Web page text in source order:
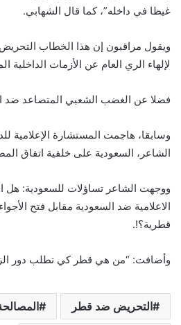
غيظا في داخله”، كما قال الشهابي.
ويقول مراقبون إن هذا الخطاب
لإلهاء الري العام عن الأزمات
فضلا عن الغضب الشعبي المتصاعد ضد
وسابقا، هاجمت المستشارة الإعلامية
الشاعر، السعودية على خلفية اتفاق
ووجهت الشاعر تساؤلات للسعودية: هل
الاعلامية ضد السعودية مقابل فتح
قطرية؟!.
وأضافت: “من هي قطر كي تطلب دور
التحريض ضد قطر